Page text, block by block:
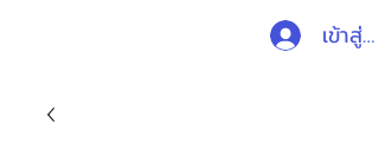
เข้าสู่ร